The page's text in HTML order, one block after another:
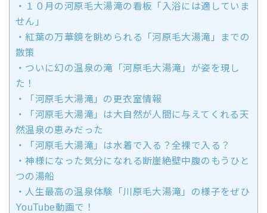
・１０月の河原毛大湯滝の看板「入浴には適していま
せん」
・紅葉の万華鏡を眺められる「河原毛大湯滝」までの
散策
・ついに幻の温泉の滝「河原毛大湯滝」が姿を現し
た！
・「河原毛大湯滝」の更衣室情報
・「河原毛大湯滝」は大自然が人間に与えてくれる天
然温泉の恵みだった
・「河原毛大湯滝」は水着で入る？全裸で入る？
・神様になった気分になれる断崖絶壁中腹のもうひと
つの湯船
・人生最高の温泉体験「川原毛大湯滝」の様子をぜひ
YouTube動画で！